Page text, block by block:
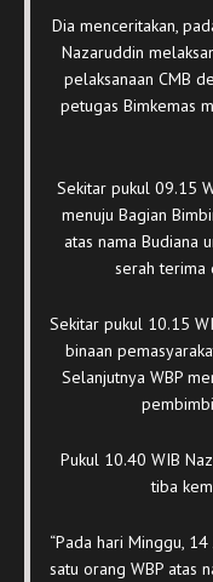
Dia menceritakan,
Nazaruddin
pelaksanaan CMB
petugas Bimkemas
Sekitar pukul 09.15
menuju Bagian
atas nama Budiana
serah terima
Sekitar pukul 10.15
binaan
Selanjutnya WBP
Pukul 10.40 WIB
tiba
“Pada hari Minggu,
satu orang WBP atas